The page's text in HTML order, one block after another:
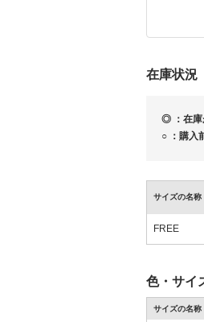
★ご質
お気軽
日本国
ご安心
【
説
在庫状況
◎ ：在庫
○ ：購入
サイズの名称
FREE
色・サイ
サイズの名称